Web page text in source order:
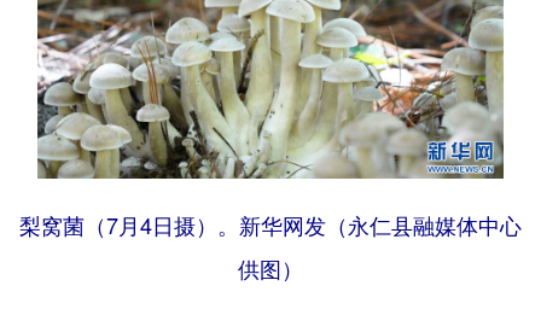
梨窝菌（7月4日摄）。新华网发（永仁县融媒体中心
供图）